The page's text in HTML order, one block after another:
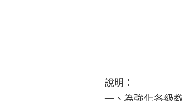
轉
說明：
一、為強化各級